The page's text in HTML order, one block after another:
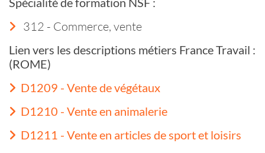
312 - Commerce, vente
Lien vers les descriptions métiers France Travail :
(ROME)
D1209 - Vente de végétaux
D1210 - Vente en animalerie
D1211 - Vente en articles de sport et loisirs